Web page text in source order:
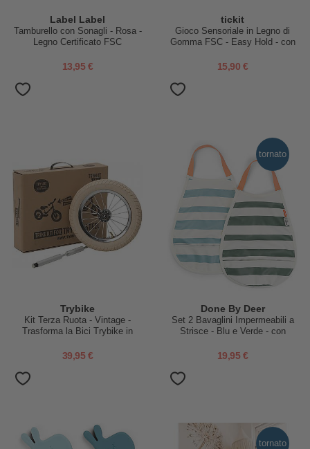
Label Label
Tamburello con Sonagli - Rosa -
Legno Certificato FSC
13,95 €
tickit
Gioco Sensoriale in Legno di
Gomma FSC - Easy Hold - con
12m+
15,90 €
Trybike
Kit Terza Ruota - Vintage -
Trasforma la Bici Trybike in
39,95 €
tornato
Done By Deer
Set 2 Bavaglini Impermeabili a
Strisce - Blu e Verde - con
19,95 €
tornato